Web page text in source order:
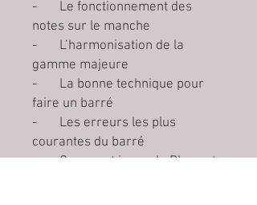
- Le fonctionnement des
notes sur le manche
- L’harmonisation de la
gamme majeure
- La bonne technique pour
faire un barré
- Les erreurs les plus
courantes du barré
- Comment jouer du Blues et